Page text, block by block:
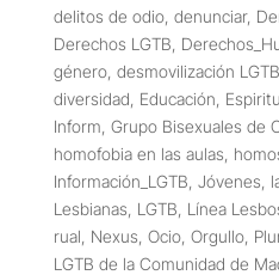
delitos de odio, denunciar,
Derechos LGTB
género, desmovilización LGTB
diversidad Educación
Inform Grupo Bisexuales de
homofobia en las aulas
Información_LGTB Jóvenes
Lesbianas LGTB Línea
rual Nexus Ocio, Orgullo,
LGTB de la Comunidad de